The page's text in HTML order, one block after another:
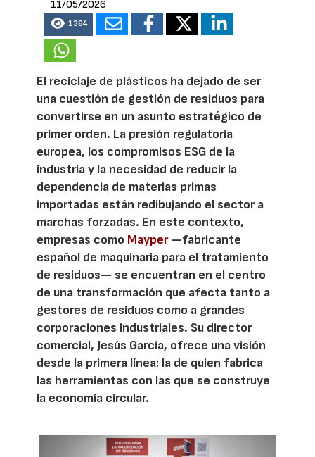
11/05/2026
1364
El reciclaje de plásticos ha dejado de ser
una cuestión de gestión de residuos para
convertirse en un asunto estratégico de
primer orden. La presión regulatoria
europea, los compromisos ESG de la
industria y la necesidad de reducir la
dependencia de materias primas
importadas están redibujando el sector a
marchas forzadas. En este contexto,
empresas como Mayper—fabricante
español de maquinaria para el tratamiento
de residuos— se encuentran en el centro
de una transformación que afecta tanto a
gestores de residuos como a grandes
corporaciones industriales. Su director
comercial, Jesús García, ofrece una visión
desde la primera línea: la de quien fabrica
las herramientas con las que se construye
la economía circular.